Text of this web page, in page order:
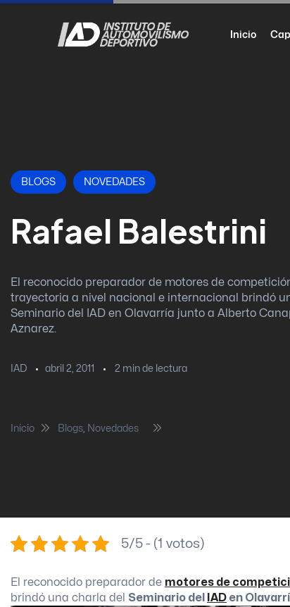
Inicio
BLOGS NOVEDADES
Rafael Balestrini
El reconocido preparador de motores de
trayectoria a nivel nacional e internacional brindó
Seminario del IAD en Olavarría junto a Alberto
Aznarez.
IAD abril 2, 2011 2 min de lectura
Inicio Blogs Novedades
5/5 - (1 votos)
El reconocido preparador de motores de
brindó una charla del Seminario del IAD en